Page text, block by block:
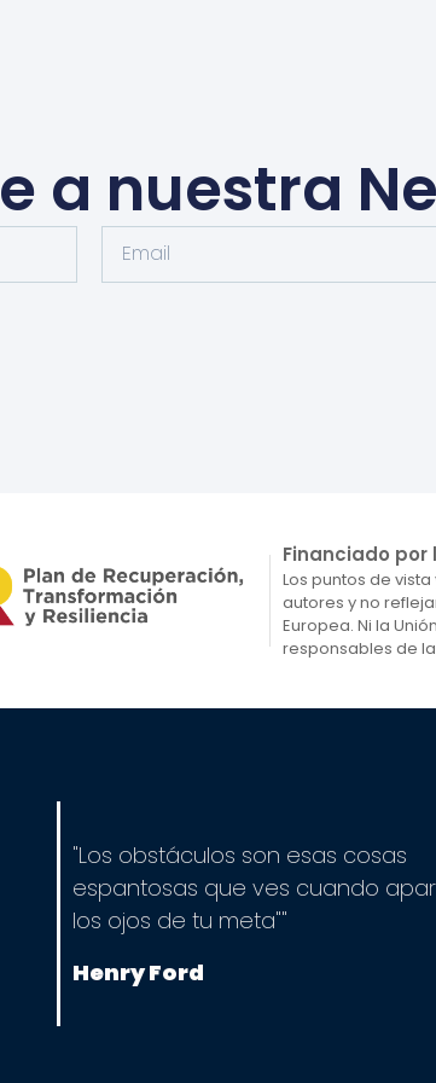
a nuestra
Financiado por
Los puntos de
autores y no
Europea. Ni la
responsables de
"Los obstáculos son esas cosas
espantosas que ves cuando
los ojos de tu meta""
Henry Ford